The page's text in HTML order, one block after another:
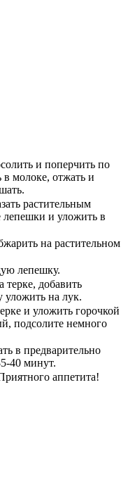
и поперчить по
в молоке, отжать и
растительным
лепешки и уложить в
на растительном
лепешку.
терке, добавить
уложить на лук.
и уложить горочкой
подсолите немного
в предварительно
40 минут.
аппетита!